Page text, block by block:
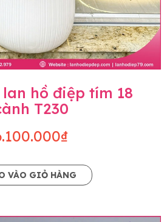
hồ điệp tím 18
T230
VÀO GIỎ HÀNG